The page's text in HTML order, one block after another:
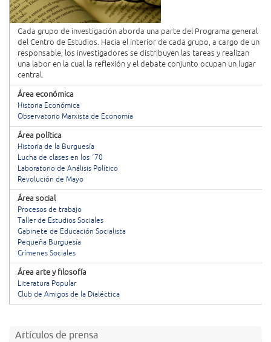
Cada grupo de investigación aborda una parte del Programa general
del Centro de Estudios. Hacia el interior de cada grupo, a cargo de un
responsable, los investigadores se distribuyen las tareas y realizan
una labor en la cual la reflexión y el debate conjunto ocupan un lugar
central.
Área económica
Historia Económica
Observatorio Marxista de Economía
Área política
Historia de la Burguesía
Lucha de clases en los ´70
Laboratorio de Análisis Político
Revolución de Mayo
Área social
Procesos de trabajo
Taller de Estudios Sociales
Gabinete de Educación Socialista
Pequeña Burguesía
Crímenes Sociales
Área arte y filosofía
Literatura Popular
Club de Amigos de la Dialéctica
Artículos de prensa